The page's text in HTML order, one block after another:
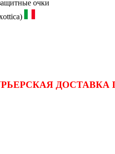
очки
ДОСТАВКА